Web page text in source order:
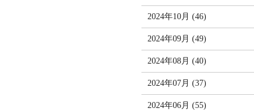
2024年10月 (46)
2024年09月 (49)
2024年08月 (40)
2024年07月 (37)
2024年06月 (55)